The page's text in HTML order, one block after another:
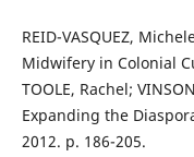
REID-VASQUEZ,
Midwifery in Colonial
TOOLE, Rachel;
Expanding the
2012. p. 186-205.